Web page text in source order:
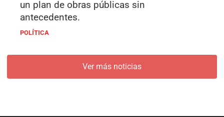
un plan de obras públicas sin
antecedentes.
POLÍTICA
Ver más noticias